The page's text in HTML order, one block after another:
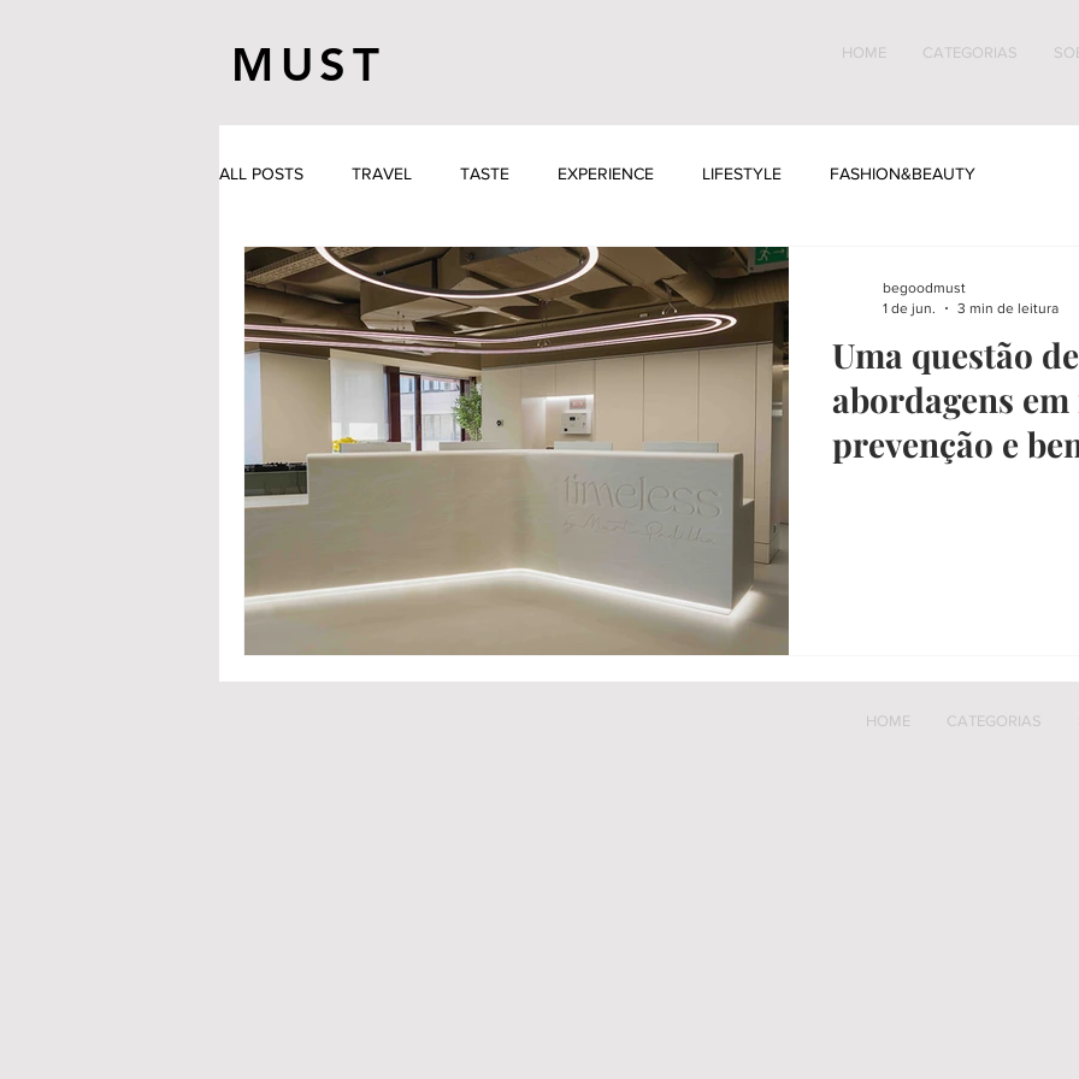
MUST HOME CATEGORIAS
ALL POSTS TRAVEL TASTE EXPERIENCE LIFESTYLE FASHION&BEAUTY
Uma questão
abordagens
prevenção e
begoodmust
1 de jun.
3 min de leitura
HOME CATEGORIAS